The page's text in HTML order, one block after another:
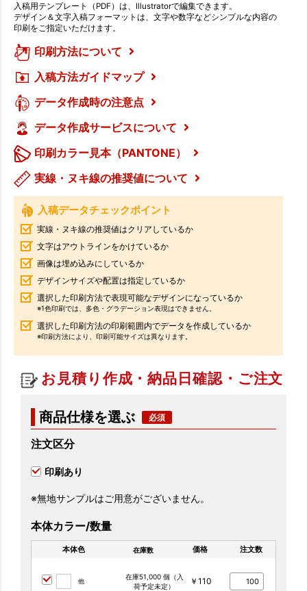
入稿用テンプレート（PDF）は、Illustratorで編集できます。
デザイン＆文字入稿フォーマットは、文字や数字などシンプルな内容の
印刷をご指定いただけます。
印刷方法について
入稿方法ガイドマップ
データ作成時の注意点
データ作成サービスについて
印刷カラー見本（PANTONE）
実線・ヌキ線の推奨値について
入稿データチェックポイント
実線・ヌキ線の推奨値はクリアしているか
文字はアウトラインをかけているか
画像は埋め込みにしているか
デザインサイズや配置は指定しているか
選択した印刷方法で表現可能なデザインになっているか
※1色印刷では、多色・グラデーション表現はできません。
選択した印刷方法の印刷範囲内でデータを作成しているか
※印刷方法により、印刷可能サイズは異なります。
お見積り作成・納品日確認・ご注文
商品仕様を選ぶ
注文区分
印刷あり
※無地サンプルはご用意がございません。
本体カラー/数量
本体色 在庫数 価格 注文数
他
在庫51,000 個（入
荷予定未定）
￥110